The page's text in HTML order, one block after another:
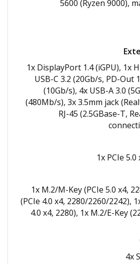
5600 (Ryzen 9000),
1x DisplayPort 1.4 (iGPU), 1x
USB-C 3.2 (20Gb/​s, PD-Out
(10Gb/​s), 4x USB-A 3.0
(480Mb/​s), 3x 3.5mm jack
RJ-45 (2.5GBase-T,
1x PCIe 5.0
1x M.2/​M-Key (PCIe 5.0 x4,
(PCIe 4.0 x4, 2280/​2260/​2242),
4.0 x4, 2280), 1x M.2/​E-Key
4x